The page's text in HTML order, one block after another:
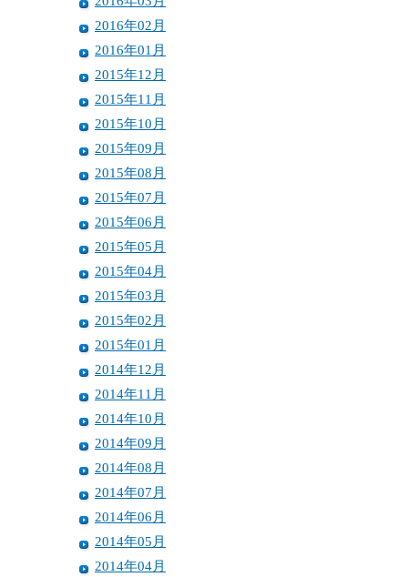
2016年02月
2016年01月
2015年12月
2015年11月
2015年10月
2015年09月
2015年08月
2015年07月
2015年06月
2015年05月
2015年04月
2015年03月
2015年02月
2015年01月
2014年12月
2014年11月
2014年10月
2014年09月
2014年08月
2014年07月
2014年06月
2014年05月
2014年04月